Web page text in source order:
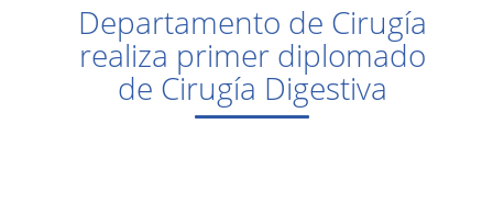
Departamento de Cirugía
realiza primer diplomado
de Cirugía Digestiva